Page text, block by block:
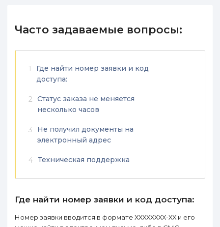
Часто задаваемые вопросы:
1
Где найти номер заявки и код
доступа:
2
Статус заказа не меняется
несколько часов
3
Не получил документы на
электронный адрес
4 Техническая поддержка
Где найти номер заявки и код доступа:
Номер заявки вводится в формате ХХХХХХХХ-ХХ и его